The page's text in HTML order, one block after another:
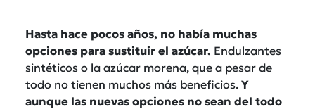
Hasta hace pocos años, no había muchas
opciones para sustituir el azúcar. Endulzantes
sintéticos o la azúcar morena, que a pesar de
todo no tienen muchos más beneficios. Y
aunque las nuevas opciones no sean del todo